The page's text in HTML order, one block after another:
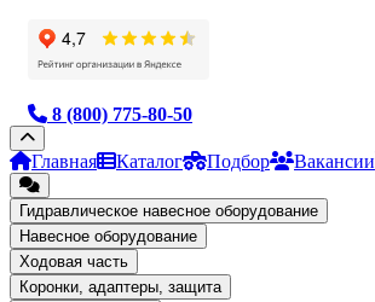
8 (800) 775-80-50
Главная Каталог Подбор Вакансии
Гидравлическое навесное оборудование
Навесное оборудование
Ходовая часть
Коронки, адаптеры, защита